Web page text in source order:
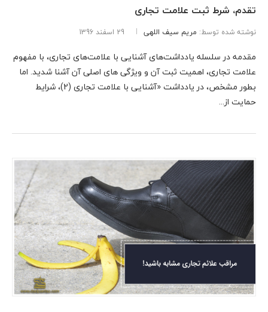
تقدم، شرط ثبت علامت تجاری
نوشته شده توسط: مریم سیف اللهی 29 اسفند 1396
مقدمه در سلسله یادداشت‌های آشنایی با علامت‌های تجاری، با مفهوم
علامت تجاری، اهمیت ثبت آن و ویژگی های اصلی آن آشنا شدید. اما
بطور مشخص، در یادداشت «آشنایی با علامت تجاری (2)، شرایط
حمایت از...